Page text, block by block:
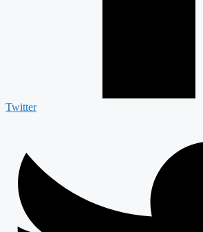
Twitter